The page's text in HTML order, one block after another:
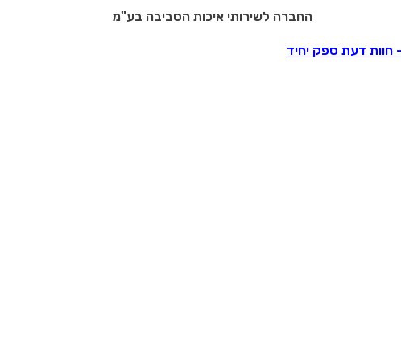
לשירותי איכות הסביבה בע"מ
חוות דעת ספק יחיד